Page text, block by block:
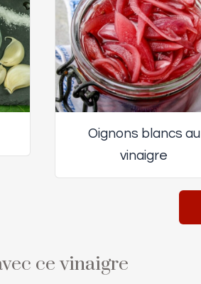
Oignons blancs au
vinaigre
ce vinaigre